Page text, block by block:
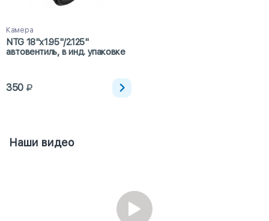
Камера
NTG 18"x1.95"/2.125"
автовентиль, в инд. упаковке
350
Наши видео